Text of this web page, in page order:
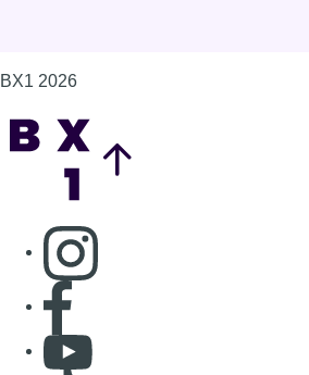
S'abonner à notre newsletter
Connaître BX1
Publicité
Offres d'emploi
Contact
Mentions légales
Politique de cookies (UE)